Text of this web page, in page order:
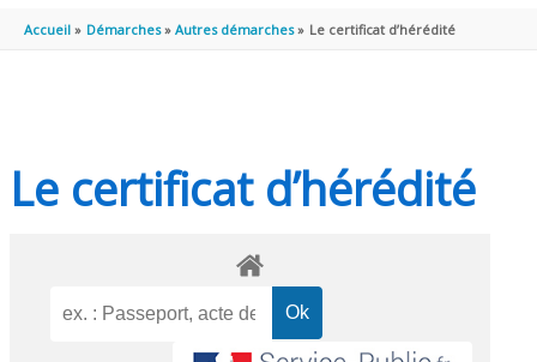
PRINCIPAL
Accueil Démarches Autres démarches Le certificat d’hérédité
Le certificat d’hérédité